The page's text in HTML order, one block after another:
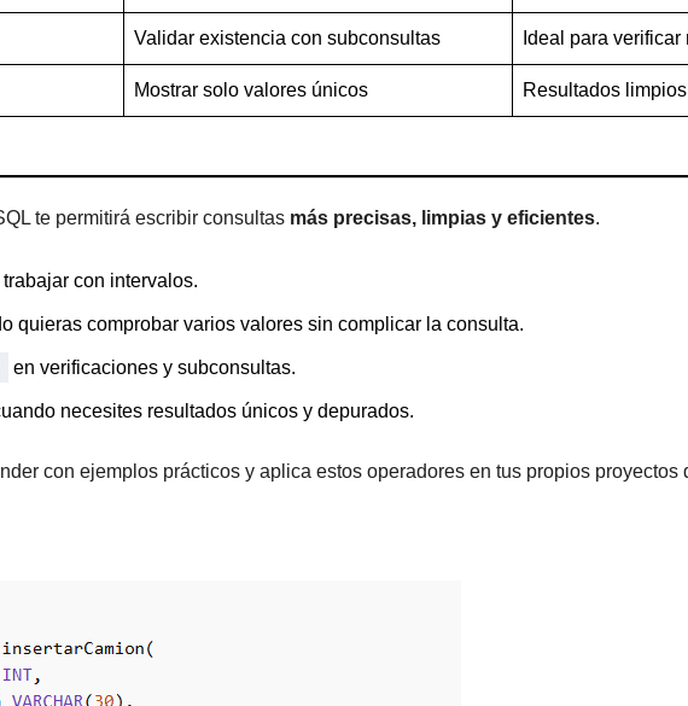
Validar existencia con subconsultas Ideal para
Mostrar solo valores únicos Resultados
te permitirá escribir consultas más precisas, limpias y eficientes.
trabajar con intervalos.
quieras comprobar varios valores sin complicar la consulta.
en verificaciones y subconsultas.
necesites resultados únicos y depurados.
con ejemplos prácticos y aplica estos operadores en tus propios proyectos